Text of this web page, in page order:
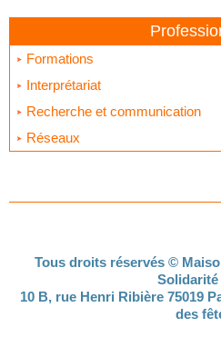
Formations
Interprétariat
Recherche et communication
Réseaux
Tous droits réservés ©
Solidarité
10 B, rue Henri Ribière 75019
des